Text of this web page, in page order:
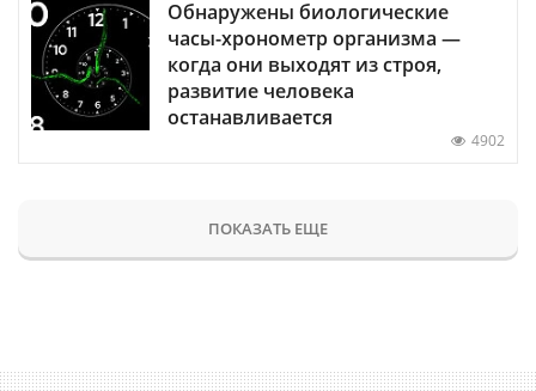
Обнаружены биологические
часы-хронометр организма —
когда они выходят из строя,
развитие человека
останавливается
4902
ПОКАЗАТЬ ЕЩЕ